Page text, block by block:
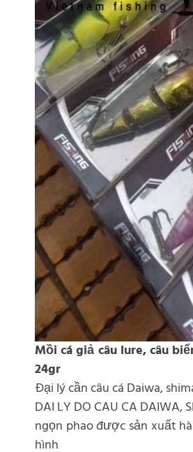
Mồi cá giả câu lure, câu
24gr
Đại lý cần câu cá Daiwa,
DAI LY DO CAU CA DAIWA,
ngọn phao được sản xuất
hình